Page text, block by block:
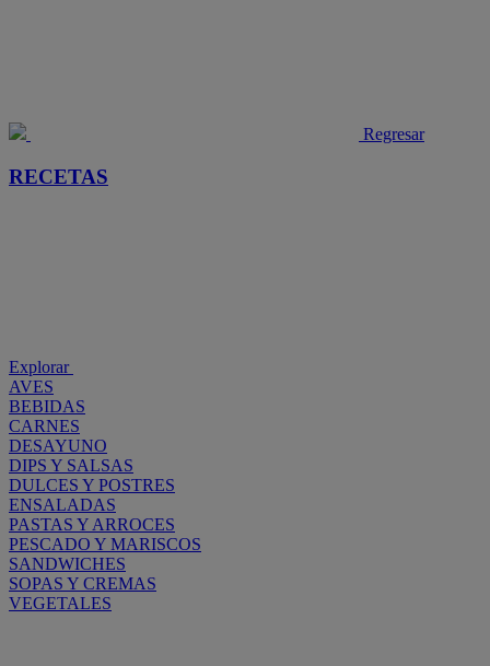
Regresar
RECETAS
Explorar
AVES
BEBIDAS
CARNES
DESAYUNO
DIPS Y SALSAS
DULCES Y POSTRES
ENSALADAS
PASTAS Y ARROCES
PESCADO Y MARISCOS
SANDWICHES
SOPAS Y CREMAS
VEGETALES